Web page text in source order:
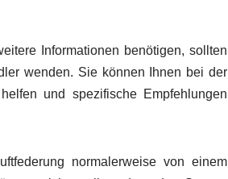
Informationen benötigen, sollten
wenden. Sie können Ihnen bei der
und spezifische Empfehlungen
normalerweise von einem